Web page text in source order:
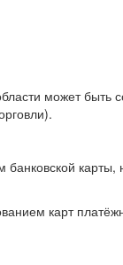
может
карт